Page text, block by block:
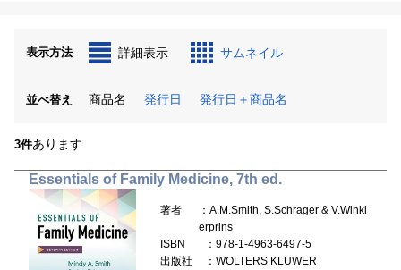
表示方法 詳細表示 サムネイル
並べ替え 商品名 発行日 発行日＋商品名
3件あります
Essentials of Family Medicine, 7th ed.
著者
：A.M.Smith, S.Schrager & V.Winkl
erprins
ISBN
：978-1-4963-6497-5
出版社
：WOLTERS KLUWER